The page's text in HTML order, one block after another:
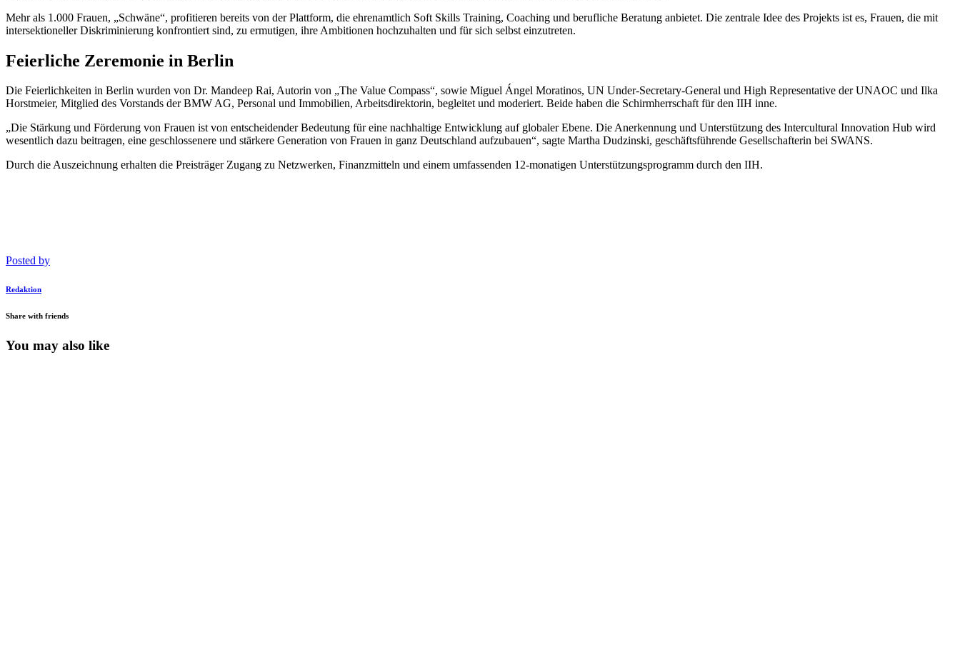
Mehr als 1.000 Frauen, „Schwäne“, profitieren bereits von der Plattform, die ehrenamtlich Soft Skills Training, Coaching und berufliche Beratung anbietet. Die zentrale Idee des Projekts ist es, Frauen, die mit
intersektioneller Diskriminierung konfrontiert sind, zu ermutigen, ihre Ambitionen hochzuhalten und für sich selbst einzutreten.
Feierliche Zeremonie in Berlin
Die Feierlichkeiten in Berlin wurden von Dr. Mandeep Rai, Autorin von „The Value Compass“, sowie Miguel Ángel Moratinos, UN Under-Secretary-General und High Representative der UNAOC und Ilka
Horstmeier, Mitglied des Vorstands der BMW AG, Personal und Immobilien, Arbeitsdirektorin, begleitet und moderiert. Beide haben die Schirmherrschaft für den IIH inne.
„Die Stärkung und Förderung von Frauen ist von entscheidender Bedeutung für eine nachhaltige Entwicklung auf globaler Ebene. Die Anerkennung und Unterstützung des Intercultural Innovation Hub wird
wesentlich dazu beitragen, eine geschlossenere und stärkere Generation von Frauen in ganz Deutschland aufzubauen“, sagte Martha Dudzinski, geschäftsführende Gesellschafterin bei SWANS.
Durch die Auszeichnung erhalten die Preisträger Zugang zu Netzwerken, Finanzmitteln und einem umfassenden 12-monatigen Unterstützungsprogramm durch den IIH.
Posted by
Redaktion
Share with friends
You may also like